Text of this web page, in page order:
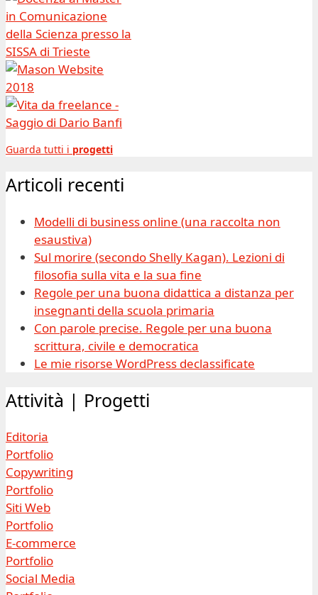
Guarda tutti i progetti
Articoli recenti
Modelli di business online (una raccolta non
esaustiva)
Sul morire (secondo Shelly Kagan). Lezioni di
filosofia sulla vita e la sua fine
Regole per una buona didattica a distanza per
insegnanti della scuola primaria
Con parole precise. Regole per una buona
scrittura, civile e democratica
Le mie risorse WordPress declassificate
Attività | Progetti
Editoria
Portfolio
Copywriting
Portfolio
Siti Web
Portfolio
E-commerce
Portfolio
Social Media